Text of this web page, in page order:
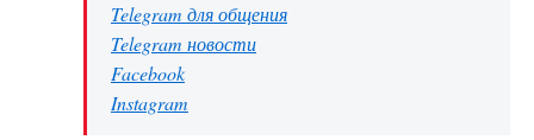
Telegram для общения
Telegram новости
Facebook
Instagram